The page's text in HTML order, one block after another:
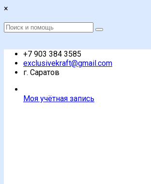
Перейти
содержимому
×
Поиск
:
Поиск
+7 903 384 3585
exclusivekraft@gmail.com
г. Саратов
Моя учётная запись